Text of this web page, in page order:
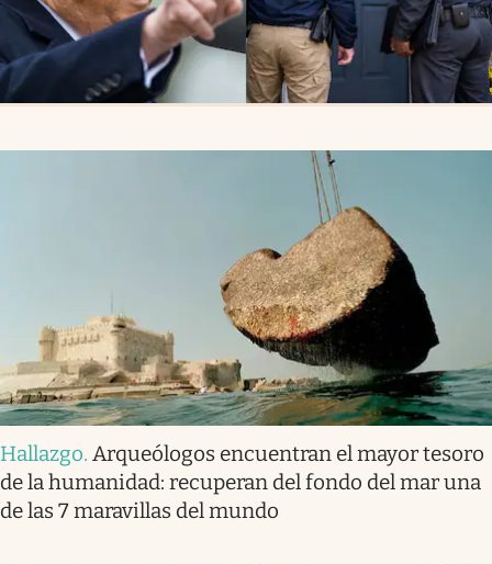
Hallazgo. Arqueólogos encuentran el mayor tesoro
de la humanidad: recuperan del fondo del mar una
de las 7 maravillas del mundo